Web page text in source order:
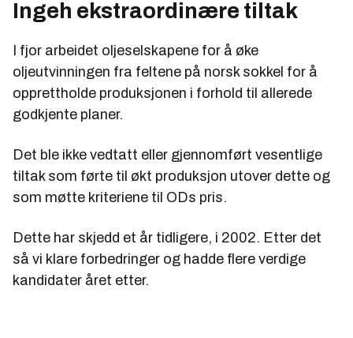
Ingeh ekstraordinære tiltak
I fjor arbeidet oljeselskapene for å øke
oljeutvinningen fra feltene på norsk sokkel for å
opprettholde produksjonen i forhold til allerede
godkjente planer.
Det ble ikke vedtatt eller gjennomført vesentlige
tiltak som førte til økt produksjon utover dette og
som møtte kriteriene til ODs pris.
Dette har skjedd et år tidligere, i 2002. Etter det
så vi klare forbedringer og hadde flere verdige
kandidater året etter.